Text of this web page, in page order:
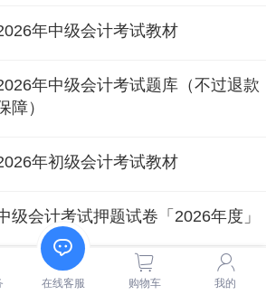
年中级会计考试教材
年中级会计考试题库（不过退款
障）
年初级会计考试教材
级会计考试押题试卷「2026年度」
初级会计考试题库（不过退款保障）
在线客服 购物车 我的